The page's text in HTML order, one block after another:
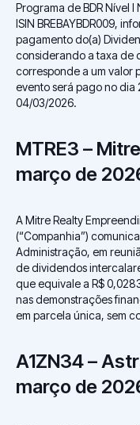
Programa de BDR Nível
ISIN BREBAYBDR009,
pagamento do(a)
considerando a taxa de
corresponde a um valor
evento será pago no dia
04/03/2026.
MTRE3 –
março de
A Mitre Realty
(“Companhia”)
Administração, em
de dividendos
que equivale a R$
nas demonstrações
em parcela única, sem
A1ZN34 –
março de